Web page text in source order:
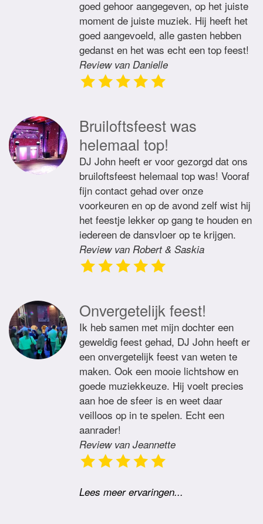
goed gehoor aangegeven, op het juiste
moment de juiste muziek. Hij heeft het
goed aangevoeld, alle gasten hebben
gedanst en het was echt een top feest!
Review van Danielle
Bruiloftsfeest was
helemaal top!
DJ John heeft er voor gezorgd dat ons
bruiloftsfeest helemaal top was! Vooraf
fijn contact gehad over onze
voorkeuren en op de avond zelf wist hij
het feestje lekker op gang te houden en
iedereen de dansvloer op te krijgen.
Review van Robert & Saskia
Onvergetelijk feest!
Ik heb samen met mijn dochter een
geweldig feest gehad, DJ John heeft er
een onvergetelijk feest van weten te
maken. Ook een mooie lichtshow en
goede muziekkeuze. Hij voelt precies
aan hoe de sfeer is en weet daar
veilloos op in te spelen. Echt een
aanrader!
Review van Jeannette
Lees meer ervaringen...